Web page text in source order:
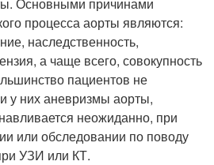
процесса аорты являются:
наследственность,
а чаще всего, совокупность
пациентов не
у них аневризмы аорты,
неожиданно, при
или обследовании по поводу
УЗИ или КТ.